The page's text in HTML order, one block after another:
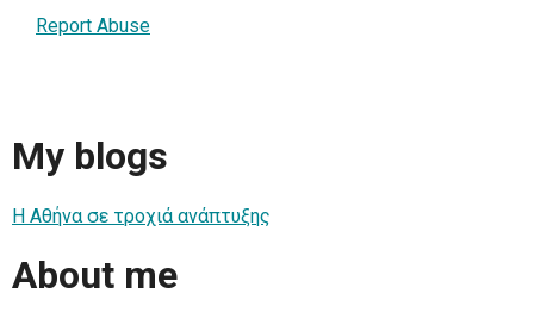
Report Abuse
My blogs
Η Αθήνα σε τροχιά ανάπτυξης
About me